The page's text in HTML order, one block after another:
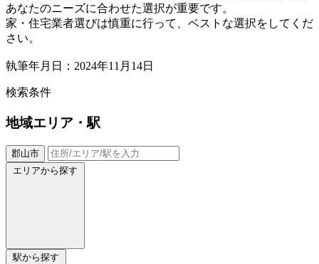
あなたのニーズに合わせた選択が重要です。
家・住宅業者選びは慎重に行って、ベストな選択をしてくだ
さい。
執筆年月日：2024年11月14日
検索条件
地域エリア・駅
郡山市
エリアから探す
駅から探す